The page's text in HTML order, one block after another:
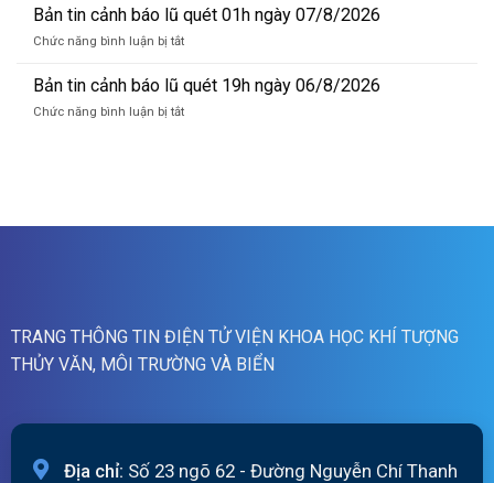
sông
Hồng_IMHEMS_07.08.2026
tin
cảnh
báo
quét
07h
Bản tin cảnh báo lũ quét 01h ngày 07/8/2026
Chức năng bình luận bị tắtở
tin
cảnh
báo
Bản tin cảnh báo lũ quét 19h ngày 06/8/2026
Chức năng bình luận bị tắtở
quét
TRANG THÔNG TIN ĐIỆN TỬ VIỆN KHOA HỌC KHÍ TƯỢNG
THỦY VĂN, MÔI TRƯỜNG VÀ BIỂN
Địa chỉ: Số 23 ngõ 62 - Đường Nguyễn Chí Thanh